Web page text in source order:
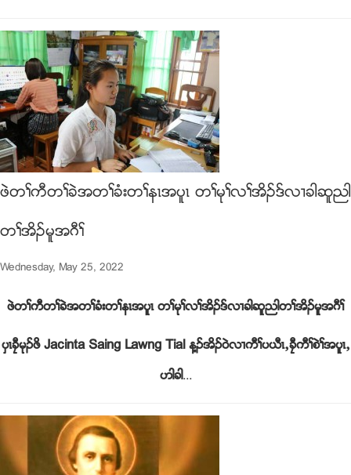
ဖဲတႈကီတႈခဲအတႈခံးတႈနၚအပူၚ တႈမုႈလႈအိဥဒ္လ႕ခါဆူညါ
တႈအိဥမူအဂီႈ
Wednesday, May 25, 2022
ဖဲတႈကီတႈခဲအတႈခံးတႈနၚအပူၚ တႈမုႈလႈအိဥဒ္လ႕ခါဆူညါတႈအိဥမူအဂီႈ
ပွၚခေီမုဥဖိJacinta Saing Lawng Tialန႔ဥအိဥ၀ဲလ႕ကီႈပဎီၚယခေီကီႈစဲႈအပူၚယ
ဟါခါ...